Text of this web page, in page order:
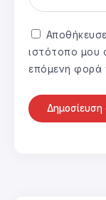
ιστότοπο μου
επόμενη φορά